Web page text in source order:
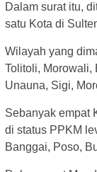
Dalam surat itu,
satu Kota di
Wilayah yang
Tolitoli, Morowali,
Unauna, Sigi,
Sebanyak empat
di status PPKM
Banggai, Poso,